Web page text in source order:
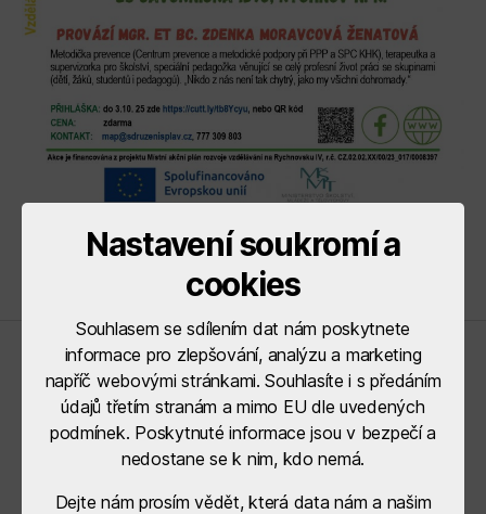
Řídící orgány
Nastavení soukromí a
cookies
Souhlasem se sdílením dat nám poskytnete
informace pro zlepšování, analýzu a marketing
napříč webovými stránkami. Souhlasíte i s předáním
údajů třetím stranám a mimo EU dle uvedených
podmínek. Poskytnuté informace jsou v bezpečí a
nedostane se k nim, kdo nemá.
Dejte nám prosím vědět, která data nám a našim